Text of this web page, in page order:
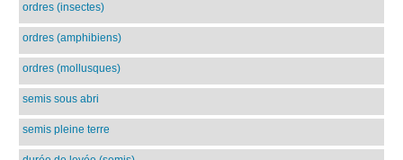
ordres (insectes)
ordres (amphibiens)
ordres (mollusques)
semis sous abri
semis pleine terre